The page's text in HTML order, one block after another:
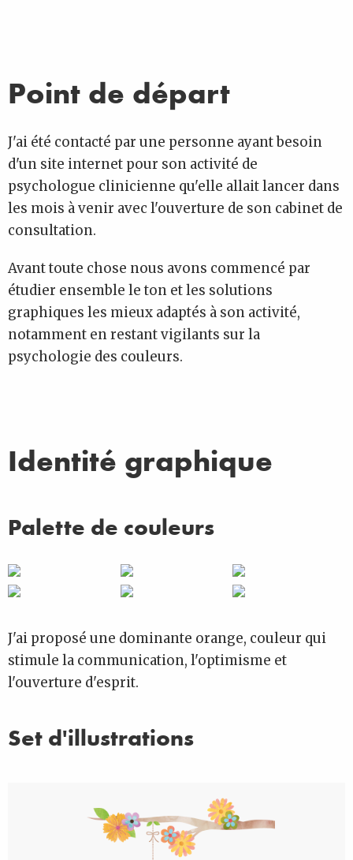
Point de départ
J'ai été contacté par une personne ayant besoin
d'un site internet pour son activité de
psychologue clinicienne qu'elle allait lancer dans
les mois à venir avec l'ouverture de son cabinet de
consultation.
Avant toute chose nous avons commencé par
étudier ensemble le ton et les solutions
graphiques les mieux adaptés à son activité,
notamment en restant vigilants sur la
psychologie des couleurs.
Identité graphique
Palette de couleurs
J'ai proposé une dominante orange, couleur qui
stimule la communication, l'optimisme et
l'ouverture d'esprit.
Set d'illustrations